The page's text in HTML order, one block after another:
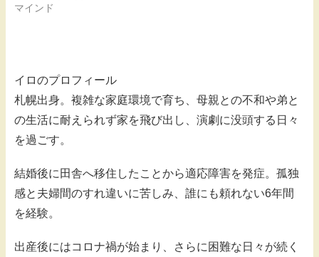
マインド
イロのプロフィール
札幌出身。複雑な家庭環境で育ち、母親との不和や弟と
の生活に耐えられず家を飛び出し、演劇に没頭する日々
を過ごす。
結婚後に田舎へ移住したことから適応障害を発症。孤独
感と夫婦間のすれ違いに苦しみ、誰にも頼れない6年間
を経験。
出産後にはコロナ禍が始まり、さらに困難な日々が続く